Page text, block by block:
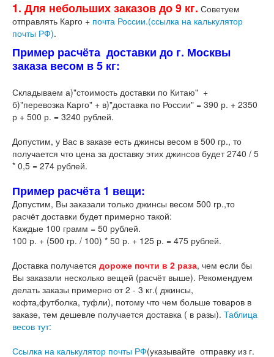
1. Для небольших заказов до 9 кг. Советуем
отправлять Карго + почта России.(ссылка на калькулятор
почты РФ).
Пример расчёта доставки до г. Москвы
заказа весом в 5 кг:
Складываем а)"стоимость доставки по Китаю" +
б)"перевозка Карго" + в)"доставка по России" = 390 р. + 2350
р + 500 р. = 3240 рублей.
Допустим, у Вас в заказе есть джинсы весом в 500 гр., то
получается что цена за доставку этих джинсов будет 2740 / 5
* 0,5 = 274 рублей.
Пример расчёта 1 вещи:
Допустим, Вы заказали только джинсы весом 500 гр.,то
расчёт доставки будет примерно такой:
Каждые 100 грамм = 50 рублей.
100 р. + (500 гр. / 100) * 50 р. + 125 р. = 475 рублей.
Доставка получается дороже почти в 2 раза, чем если бы
Вы заказали несколько вещей (расчёт выше). Рекомендуем
делать заказы примерно от 2 - 3 кг.( джинсы,
кофта,футболка, туфли), потому что чем больше товаров в
заказе, тем дешевле получается доставка ( в разы). Таблица
весов тут:
Ссылка на калькулятор почты РФ(указывайте отправку из г.